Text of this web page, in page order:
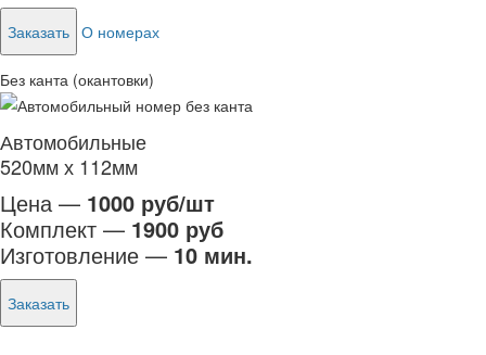
Заказать О номерах
Без канта (окантовки)
Автомобильные
520мм х 112мм
Цена — 1000 руб/шт
Комплект — 1900 руб
Изготовление — 10 мин.
Заказать